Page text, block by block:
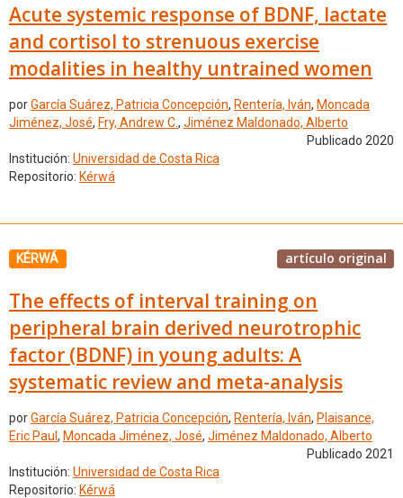
Acute systemic response of BDNF, lactate
and cortisol to strenuous exercise
modalities in healthy untrained women
porGarcía Suárez, Patricia Concepción, Rentería, Iván, Moncada
Jiménez, José, Fry, Andrew C., Jiménez Maldonado, Alberto
Publicado 2020
Institución: Universidad de Costa Rica
Repositorio: Kérwá
KÉRWÁ artículo original
The effects of interval training on
peripheral brain derived neurotrophic
factor (BDNF) in young adults: A
systematic review and meta-analysis
porGarcía Suárez, Patricia Concepción, Rentería, Iván, Plaisance,
Eric Paul , Moncada Jiménez, José, Jiménez Maldonado, Alberto
Publicado 2021
Institución: Universidad de Costa Rica
Repositorio: Kérwá